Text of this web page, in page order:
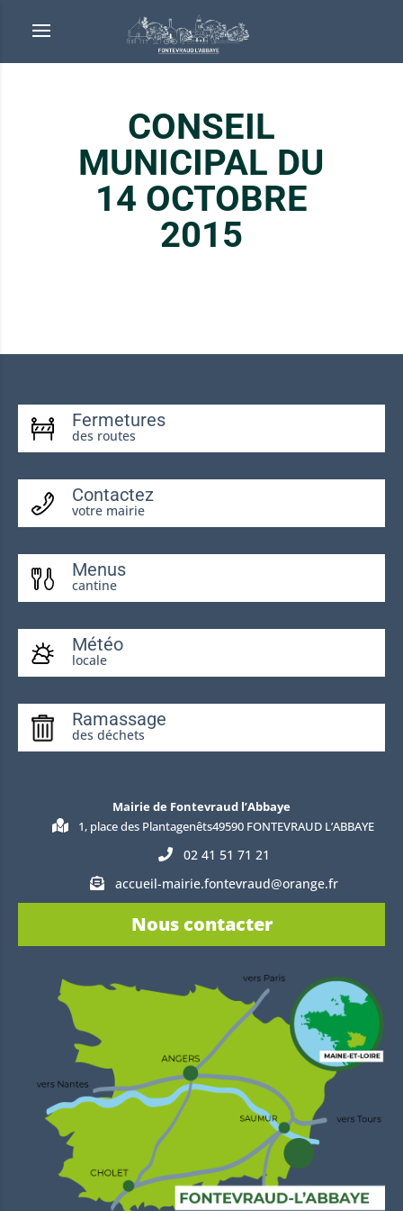
CONSEIL
MUNICIPAL DU
14 OCTOBRE
2015
Fermetures
des routes
Contactez
votre mairie
Menus
cantine
Météo
locale
Ramassage
des déchets
Mairie de Fontevraud l’Abbaye
1, place des Plantagenêts49590 FONTEVRAUD L’ABBAYE
02 41 51 71 21
accueil-mairie.fontevraud@orange.fr
Nous contacter